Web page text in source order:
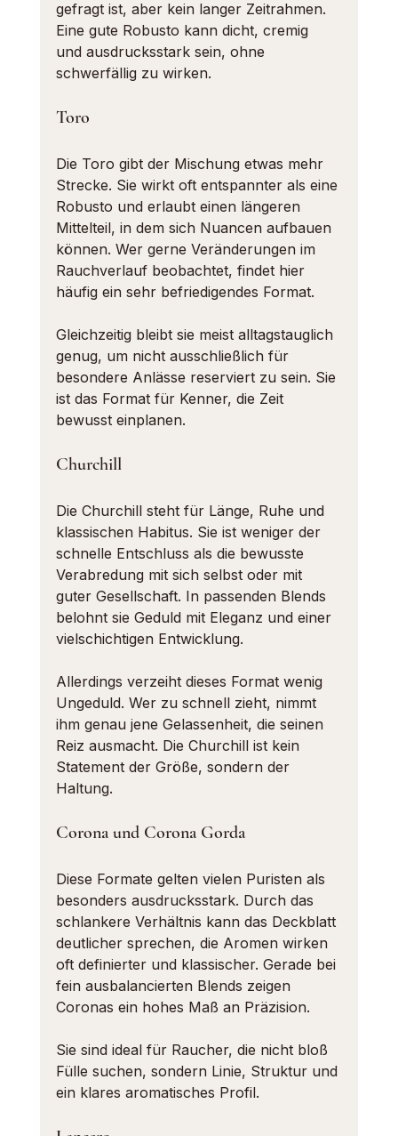
gefragt ist, aber kein langer Zeitrahmen.
Eine gute Robusto kann dicht, cremig
und ausdrucksstark sein, ohne
schwerfällig zu wirken.
Toro
Die Toro gibt der Mischung etwas mehr
Strecke. Sie wirkt oft entspannter als eine
Robusto und erlaubt einen längeren
Mittelteil, in dem sich Nuancen aufbauen
können. Wer gerne Veränderungen im
Rauchverlauf beobachtet, findet hier
häufig ein sehr befriedigendes Format.
Gleichzeitig bleibt sie meist alltagstauglich
genug, um nicht ausschließlich für
besondere Anlässe reserviert zu sein. Sie
ist das Format für Kenner, die Zeit
bewusst einplanen.
Churchill
Die Churchill steht für Länge, Ruhe und
klassischen Habitus. Sie ist weniger der
schnelle Entschluss als die bewusste
Verabredung mit sich selbst oder mit
guter Gesellschaft. In passenden Blends
belohnt sie Geduld mit Eleganz und einer
vielschichtigen Entwicklung.
Allerdings verzeiht dieses Format wenig
Ungeduld. Wer zu schnell zieht, nimmt
ihm genau jene Gelassenheit, die seinen
Reiz ausmacht. Die Churchill ist kein
Statement der Größe, sondern der
Haltung.
Corona und Corona Gorda
Diese Formate gelten vielen Puristen als
besonders ausdrucksstark. Durch das
schlankere Verhältnis kann das Deckblatt
deutlicher sprechen, die Aromen wirken
oft definierter und klassischer. Gerade bei
fein ausbalancierten Blends zeigen
Coronas ein hohes Maß an Präzision.
Sie sind ideal für Raucher, die nicht bloß
Fülle suchen, sondern Linie, Struktur und
ein klares aromatisches Profil.